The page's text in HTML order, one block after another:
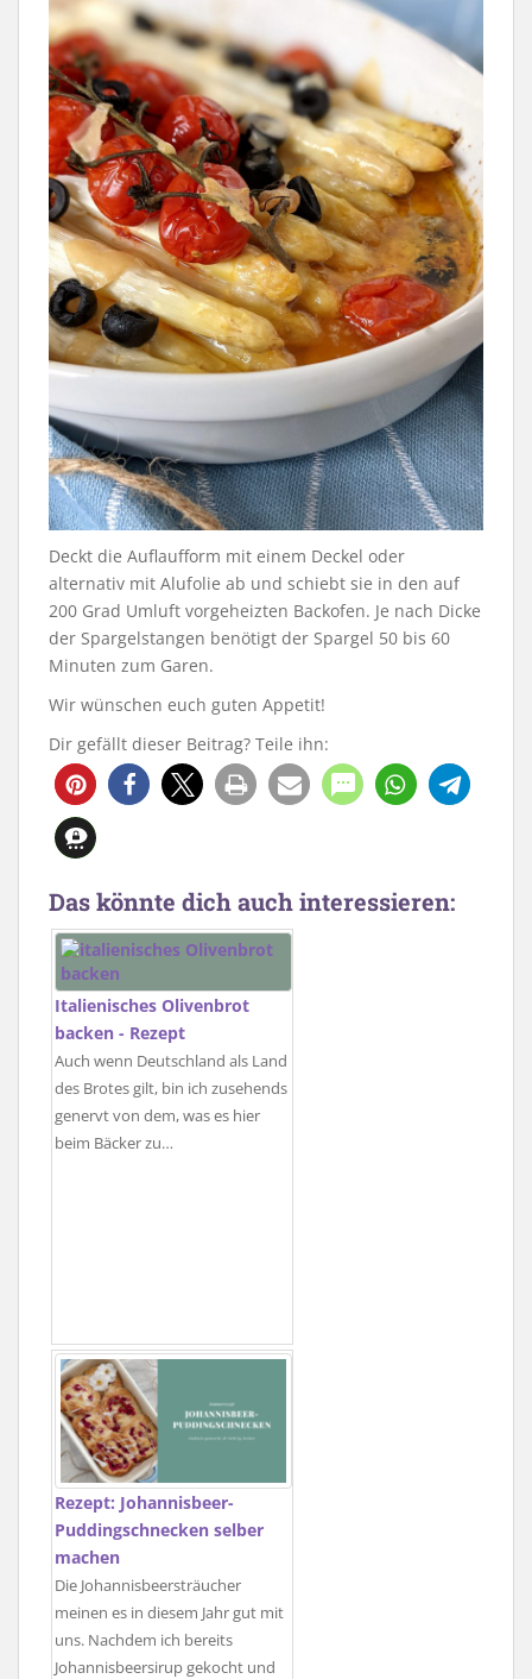
Deckt die Auflaufform mit einem Deckel oder
alternativ mit Alufolie ab und schiebt sie in den auf
200 Grad Umluft vorgeheizten Backofen. Je nach Dicke
der Spargelstangen benötigt der Spargel 50 bis 60
Minuten zum Garen.
Wir wünschen euch guten Appetit!
Dir gefällt dieser Beitrag? Teile ihn:
2191
Das könnte dich auch interessieren:
Italienisches Olivenbrot
backen - Rezept
Auch wenn Deutschland als Land
des Brotes gilt, bin ich zusehends
genervt von dem, was es hier
beim Bäcker zu…
Rezept: Johannisbeer-
Puddingschnecken selber
machen
Die Johannisbeersträucher
meinen es in diesem Jahr gut mit
uns. Nachdem ich bereits
Johannisbeersirup gekocht und